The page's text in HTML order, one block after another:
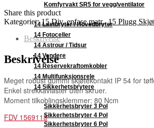
Komfyrvakt SR5 for vegg/ventilator
14 Lastbryter / Hovedbryter
14 Fotoceller
14 Astrour / Tidsur
14 Vendere
14 Reservekraftomkobler
14 Multifunksjonsrele
14 Sikkerhetsbrytere
Sikkerhetsbryter 3 Pol
Sikkerhetsbryter 4 Pol
Sikkerhetsbryter 6 Pol
Share this product
Kategorier:15 Div. enfase matr.,15 Plugg
Beskrivelse
Beskrivelse
Meget robust gummi skjøtekontakt IP 54 for
Enkel strekkavlaster uten skruer.
Moment tilkoblingsklemmer: 80 Ncm
FDV 1569113